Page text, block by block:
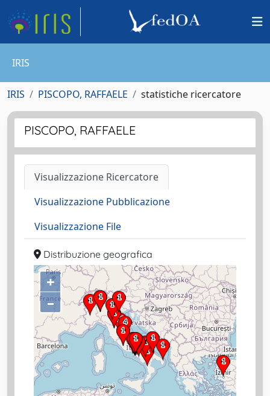
IRIS
IRIS PISCOPO, RAFFAELE statistiche ricercatore
PISCOPO, RAFFAELE
Visualizzazione Ricercatore
Visualizzazione Pubblicazione
Visualizzazione File
Distribuzione geografica
+
–